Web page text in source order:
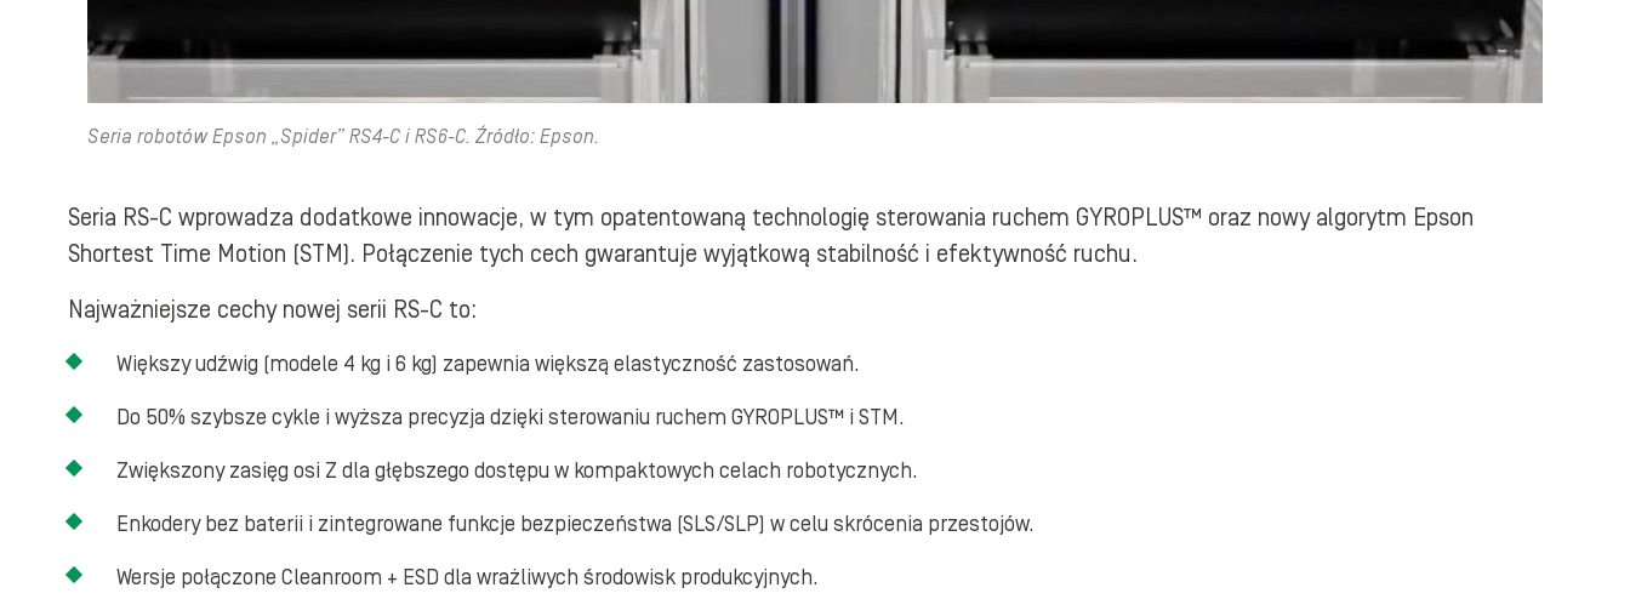
Seria robotów Epson „Spider” RS4-C i RS6-C. Źródło: Epson.
Seria RS-C wprowadza dodatkowe innowacje, w tym opatentowaną technologię sterowania ruchem GYROPLUS™ oraz nowy algorytm Epson
Shortest Time Motion (STM). Połączenie tych cech gwarantuje wyjątkową stabilność i efektywność ruchu.
Najważniejsze cechy nowej serii RS-C to:
Większy udźwig (modele 4 kg i 6 kg) zapewnia większą elastyczność zastosowań.
Do 50% szybsze cykle i wyższa precyzja dzięki sterowaniu ruchem GYROPLUS™ i STM.
Zwiększony zasięg osi Z dla głębszego dostępu w kompaktowych celach robotycznych.
Enkodery bez baterii i zintegrowane funkcje bezpieczeństwa (SLS/SLP) w celu skrócenia przestojów.
Wersje połączone Cleanroom + ESD dla wrażliwych środowisk produkcyjnych.